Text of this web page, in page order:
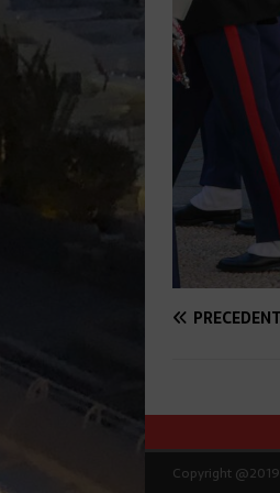
PRÉCÉDENT
Copyright